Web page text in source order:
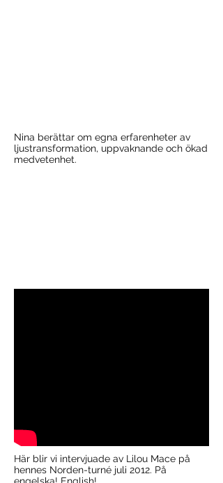
Nina berättar om egna erfarenheter av
ljustransformation, uppvaknande och ökad
medvetenhet.
Här blir vi intervjuade av Lilou Mace på
hennes Norden-turné juli 2012. På